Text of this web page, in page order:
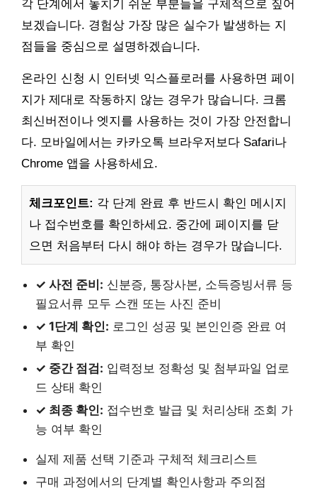
각 단계에서 놓치기 쉬운 부분들을 구체적으로 짚어
보겠습니다. 경험상 가장 많은 실수가 발생하는 지
점들을 중심으로 설명하겠습니다.
온라인 신청 시 인터넷 익스플로러를 사용하면 페이
지가 제대로 작동하지 않는 경우가 많습니다. 크롬
최신버전이나 엣지를 사용하는 것이 가장 안전합니
다. 모바일에서는 카카오톡 브라우저보다 Safari나
Chrome 앱을 사용하세요.
체크포인트: 각 단계 완료 후 반드시 확인 메시지
나 접수번호를 확인하세요. 중간에 페이지를 닫
으면 처음부터 다시 해야 하는 경우가 많습니다.
✓ 사전 준비: 신분증, 통장사본, 소득증빙서류 등
필요서류 모두 스캔 또는 사진 준비
✓ 1단계 확인: 로그인 성공 및 본인인증 완료 여
부 확인
✓ 중간 점검: 입력정보 정확성 및 첨부파일 업로
드 상태 확인
✓ 최종 확인: 접수번호 발급 및 처리상태 조회 가
능 여부 확인
실제 제품 선택 기준과 구체적 체크리스트
구매 과정에서의 단계별 확인사항과 주의점